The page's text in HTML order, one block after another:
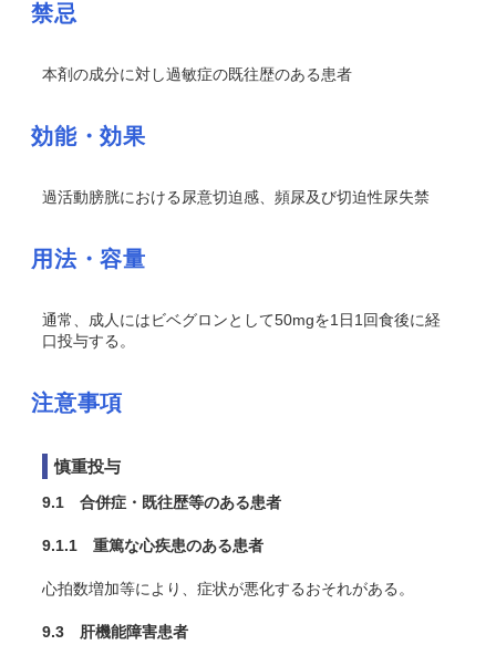
禁忌
本剤の成分に対し過敏症の既往歴のある患者
効能・効果
過活動膀胱における尿意切迫感、頻尿及び切迫性尿失禁
用法・容量
通常、成人にはビベグロンとして50mgを1日1回食後に経
口投与する。
注意事項
慎重投与
9.1 合併症・既往歴等のある患者
9.1.1 重篤な心疾患のある患者
心拍数増加等により、症状が悪化するおそれがある。
9.3 肝機能障害患者